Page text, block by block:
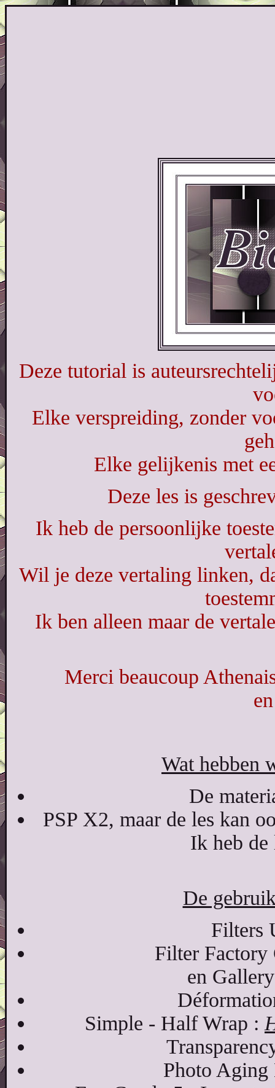
Deze tutorial is
Elke verspreiding, zonder
Elke gelijkenis met
Deze les is
Ik heb de persoonlijke
Wil je deze vertaling linken,
Ik ben alleen maar de
Merci beaucoup
Wat hebben
De
PSP X2, maar de les kan
Ik heb de
De
Filters
Filter
en
Simple - Half Wrap :
Photo